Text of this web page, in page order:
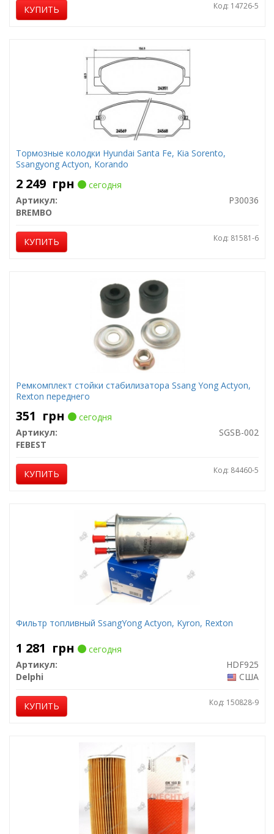
КУПИТЬ Код: 14726-5
Тормозные колодки Hyundai Santa Fe, Kia Sorento,
Ssangyong Actyon, Korando
2 249 грн
сегодня
Артикул:
P30036
BREMBO
КУПИТЬ Код: 81581-6
Ремкомплект стойки стабилизатора Ssang Yong Actyon,
Rexton переднего
351 грн
сегодня
Артикул:
SGSB-002
FEBEST
КУПИТЬ Код: 84460-5
Фильтр топливный SsangYong Actyon, Kyron, Rexton
1 281 грн
сегодня
Артикул:
HDF925
Delphi
США
КУПИТЬ Код: 150828-9